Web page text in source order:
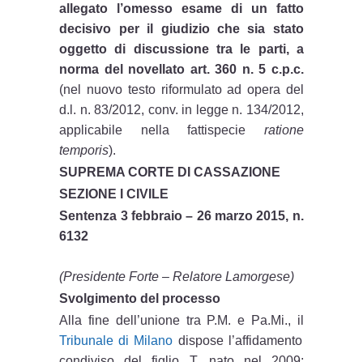
allegato l’omesso esame di un fatto
decisivo per il giudizio che sia stato
oggetto di discussione tra le parti, a
norma del novellato art. 360 n. 5 c.p.c.
(nel nuovo testo riformulato ad opera del
d.l. n. 83/2012, conv. in legge n. 134/2012,
applicabile nella fattispecie ratione
temporis).
SUPREMA CORTE DI CASSAZIONE
SEZIONE I CIVILE
Sentenza 3 febbraio – 26 marzo 2015, n.
6132
(Presidente Forte – Relatore Lamorgese)
Svolgimento del processo
Alla fine dell’unione tra P.M. e Pa.Mi., il
Tribunale di Milano dispose l’affidamento